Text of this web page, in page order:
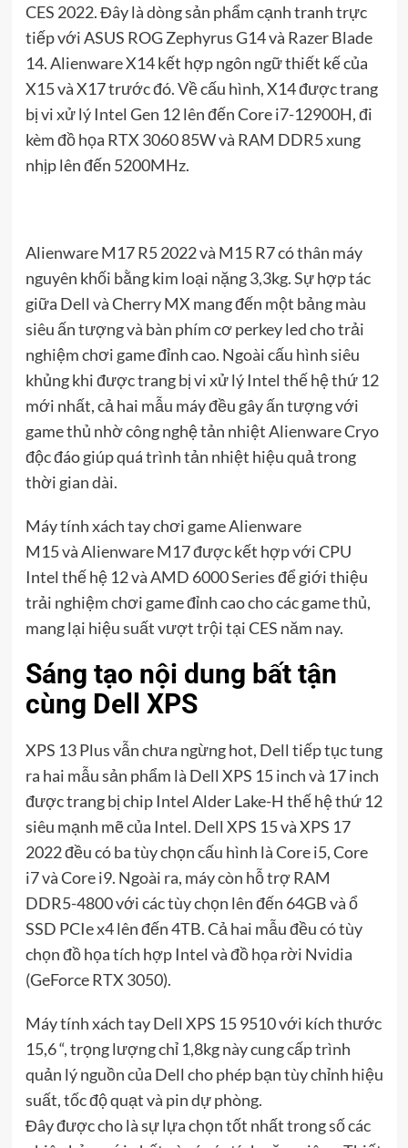
CES 2022. Đây là dòng sản phẩm cạnh tranh trực
tiếp với ASUS ROG Zephyrus G14 và Razer Blade
14. Alienware X14 kết hợp ngôn ngữ thiết kế của
X15 và X17 trước đó. Về cấu hình, X14 được trang
bị vi xử lý Intel Gen 12 lên đến Core i7-12900H, đi
kèm đồ họa RTX 3060 85W và RAM DDR5 xung
nhịp lên đến 5200MHz.
Alienware M17 R5 2022 và M15 R7 có thân máy
nguyên khối bằng kim loại nặng 3,3kg. Sự hợp tác
giữa Dell và Cherry MX mang đến một bảng màu
siêu ấn tượng và bàn phím cơ perkey led cho trải
nghiệm chơi game đỉnh cao. Ngoài cấu hình siêu
khủng khi được trang bị vi xử lý Intel thế hệ thứ 12
mới nhất, cả hai mẫu máy đều gây ấn tượng với
game thủ nhờ công nghệ tản nhiệt Alienware Cryo
độc đáo giúp quá trình tản nhiệt hiệu quả trong
thời gian dài.
Máy tính xách tay chơi game Alienware
M15 và Alienware M17 được kết hợp với CPU
Intel thế hệ 12 và AMD 6000 Series để giới thiệu
trải nghiệm chơi game đỉnh cao cho các game thủ,
mang lại hiệu suất vượt trội tại CES năm nay.
Sáng tạo nội dung bất tận
cùng Dell XPS
XPS 13 Plus vẫn chưa ngừng hot, Dell tiếp tục tung
ra hai mẫu sản phẩm là Dell XPS 15 inch và 17 inch
được trang bị chip Intel Alder Lake-H thế hệ thứ 12
siêu mạnh mẽ của Intel. Dell XPS 15 và XPS 17
2022 đều có ba tùy chọn cấu hình là Core i5, Core
i7 và Core i9. Ngoài ra, máy còn hỗ trợ RAM
DDR5-4800 với các tùy chọn lên đến 64GB và ổ
SSD PCIe x4 lên đến 4TB. Cả hai mẫu đều có tùy
chọn đồ họa tích hợp Intel và đồ họa rời Nvidia
(GeForce RTX 3050).
Máy tính xách tay Dell XPS 15 9510 với kích thước
15,6 “, trọng lượng chỉ 1,8kg này cung cấp trình
quản lý nguồn của Dell cho phép bạn tùy chỉnh hiệu
suất, tốc độ quạt và pin dự phòng.
Đây được cho là sự lựa chọn tốt nhất trong số các